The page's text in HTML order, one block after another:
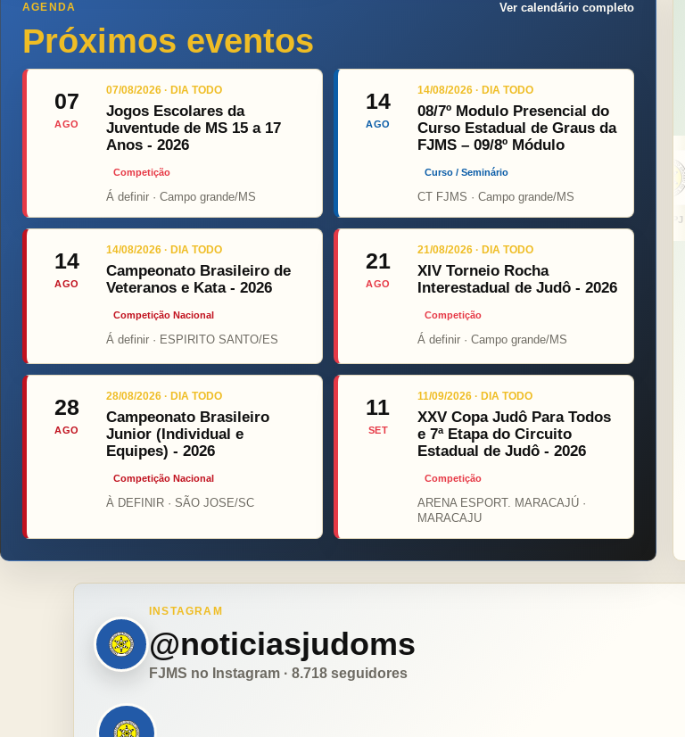
AGENDA
Próximos eventos
Ver calendário completo
07
AGO
07/08/2026 · DIA TODO
Jogos Escolares da
Juventude de MS 15 a 17
Anos - 2026
Competição
Á definir · Campo grande/MS
14
AGO
14/08/2026 · DIA TODO
08/7º Modulo Presencial do
Curso Estadual de Graus da
FJMS – 09/8º Módulo
Curso / Seminário
CT FJMS · Campo grande/MS
14
AGO
14/08/2026 · DIA TODO
Campeonato Brasileiro de
Veteranos e Kata - 2026
Competição Nacional
Á definir · ESPIRITO SANTO/ES
21
AGO
21/08/2026 · DIA TODO
XIV Torneio Rocha
Interestadual de Judô - 2026
Competição
Á definir · Campo grande/MS
28
AGO
28/08/2026 · DIA TODO
Campeonato Brasileiro
Junior (Individual e
Equipes) - 2026
Competição Nacional
À DEFINIR · SÃO JOSE/SC
11
SET
11/09/2026 · DIA TODO
XXV Copa Judô Para Todos
e 7ª Etapa do Circuito
Estadual de Judô - 2026
Competição
ARENA ESPORT. MARACAJÚ ·
MARACAJU
Top Fight ONÇA PINT PSOPJ IS Roza
INSTAGRAM
@noticiasjudoms
FJMS no Instagram · 8.718 seguidores